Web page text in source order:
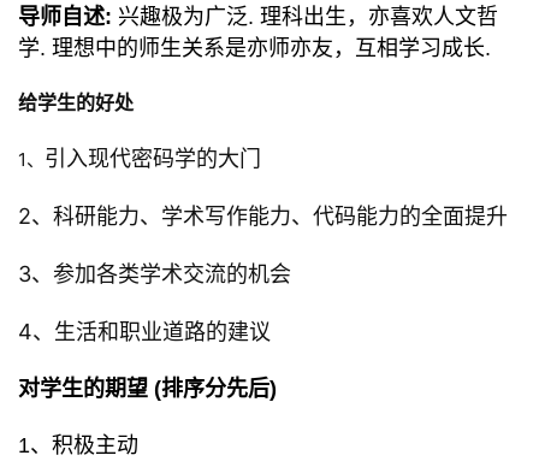
导师自述: 兴趣极为广泛. 理科出生，亦喜欢人文哲
学. 理想中的师生关系是亦师亦友，互相学习成长.
给学生的好处
1、 引入现代密码学的大门
2、 科研能力、学术写作能力、代码能力的全面提升
3、 参加各类学术交流的机会
4、 生活和职业道路的建议
对学生的期望 (排序分先后)
1、 积极主动